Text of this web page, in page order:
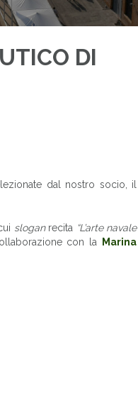
DI
dal nostro socio, il
sloganrecita “L’arte navale
con la
Marina